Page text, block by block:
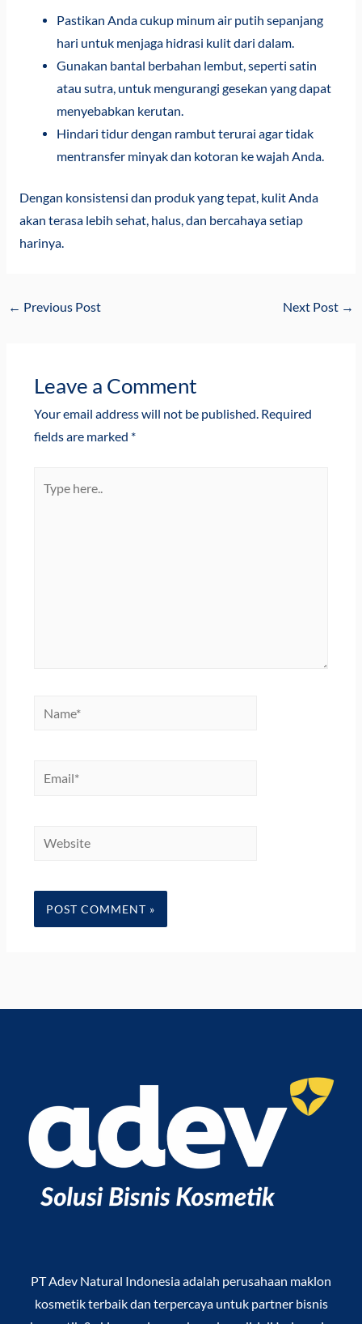
Pastikan Anda cukup minum air putih sepanjang
hari untuk menjaga hidrasi kulit dari dalam.
Gunakan bantal berbahan lembut, seperti satin
atau sutra, untuk mengurangi gesekan yang dapat
menyebabkan kerutan.
Hindari tidur dengan rambut terurai agar tidak
mentransfer minyak dan kotoran ke wajah Anda.
Dengan konsistensi dan produk yang tepat, kulit Anda
akan terasa lebih sehat, halus, dan bercahaya setiap
harinya.
← Previous Post Next Post →
Leave a Comment
Your email address will not be published. Required
fields are marked *
Name*
Email*
Website
PT Adev Natural Indonesiaadalah perusahaan maklon
kosmetik terbaik dan terpercaya untuk partner bisnis